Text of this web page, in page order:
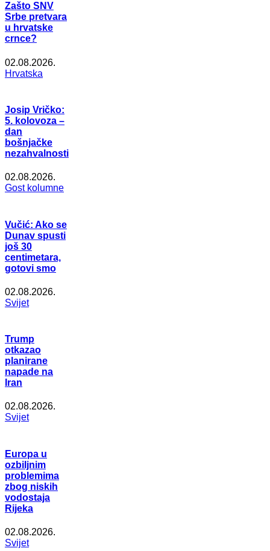
Zašto SNV
Srbe pretvara
u hrvatske
crnce?
02.08.2026.
Hrvatska
Josip Vričko:
5. kolovoza –
dan
bošnjačke
nezahvalnosti
02.08.2026.
Gost kolumne
Vučić: Ako se
Dunav spusti
još 30
centimetara,
gotovi smo
02.08.2026.
Svijet
Trump
otkazao
planirane
napade na
Iran
02.08.2026.
Svijet
Europa u
ozbiljnim
problemima
zbog niskih
vodostaja
Rijeka
02.08.2026.
Svijet